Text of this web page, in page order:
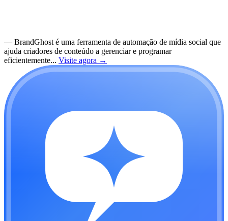
— BrandGhost é uma ferramenta de automação de mídia social que
ajuda criadores de conteúdo a gerenciar e programar
eficientemente... Visite agora →